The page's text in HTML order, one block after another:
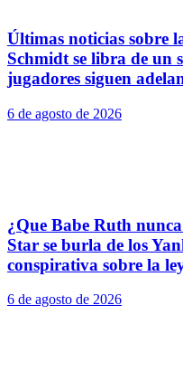
Últimas noticias sobre
Schmidt se libra de un
jugadores siguen
6 de agosto de 2026
¿Que Babe Ruth
Star se burla de los
conspirativa sobre la
6 de agosto de 2026